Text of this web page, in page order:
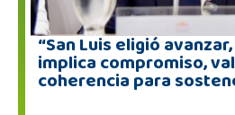
“San Luis eligió
implica compromiso,
coherencia para